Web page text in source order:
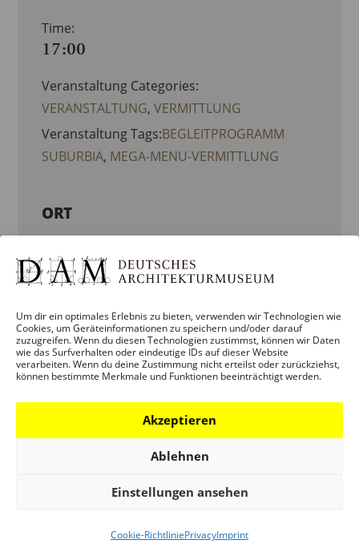
Um dir ein optimales Erlebnis zu bieten, verwenden wir Technologien wie
Cookies, um Geräteinformationen zu speichern und/oder darauf
zuzugreifen. Wenn du diesen Technologien zustimmst, können wir Daten
wie das Surfverhalten oder eindeutige IDs auf dieser Website
verarbeiten. Wenn du deine Zustimmung nicht erteilst oder zurückziehst,
können bestimmte Merkmale und Funktionen beeinträchtigt werden.
Akzeptieren
Ablehnen
Einstellungen ansehen
Cookie-RichtliniePrivacyImprint
Time:
17:00
Veranstaltung Categories:
VERANSTALTUNG,VERMITTLUNG
Veranstaltung Tags:BEGLEITPROGRAMM
SUBURBIA, MEGA-MENU-VERMITTLUNG
ORT
(DAM)
Frankfurt / M.,Hessen D-60596+ GOOGLE
MAP
Phone:
WORKSHOP AN
CLIMATE. CHANGE. SHAPING